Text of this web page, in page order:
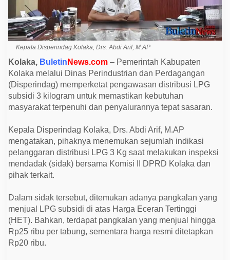
g
a
a
n
e
m
a
n
a
a
r
g
a
L
P
g
,
a
n
g
Kepala Disperindag Kolaka, Drs. Abdi Arif, M.AP
Kolaka, Buletin News.com – Pemerintah Kabupaten
Kolaka melalui Dinas Perindustrian dan Perdagangan
(Disperindag) memperketat pengawasan distribusi LPG
subsidi 3 kilogram untuk memastikan kebutuhan
masyarakat terpenuhi dan penyalurannya tepat sasaran.
Kepala Disperindag Kolaka, Drs. Abdi Arif, M.AP
mengatakan, pihaknya menemukan sejumlah indikasi
pelanggaran distribusi LPG 3 Kg saat melakukan inspeksi
mendadak (sidak) bersama Komisi II DPRD Kolaka dan
pihak terkait.
Dalam sidak tersebut, ditemukan adanya pangkalan yang
menjual LPG subsidi di atas Harga Eceran Tertinggi
(HET). Bahkan, terdapat pangkalan yang menjual hingga
Rp25 ribu per tabung, sementara harga resmi ditetapkan
Rp20 ribu.